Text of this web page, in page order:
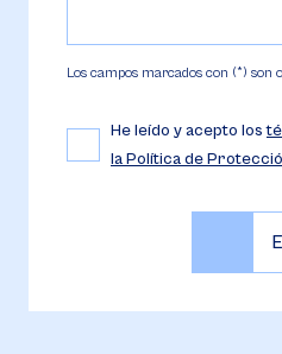
Los campos marcados con (*) son
He leído y acepto los
la Política de